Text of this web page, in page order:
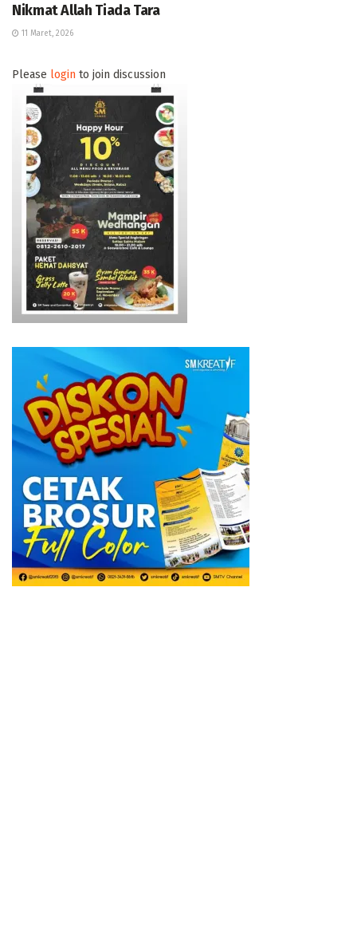
Nikmat Allah Tiada Tara
11 Maret, 2026
Please login to join discussion